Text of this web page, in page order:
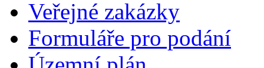
Veřejné zakázky
Formuláře pro podání